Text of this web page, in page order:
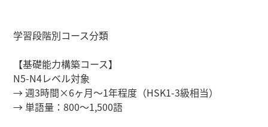
学習段階別コース分類​
【基礎能力構築コース】
N5-N4レベル対象​​
→ 週3時間×6ヶ月～1年程度（HSK1-3級相当）
→ 単語量：800～1,500語​